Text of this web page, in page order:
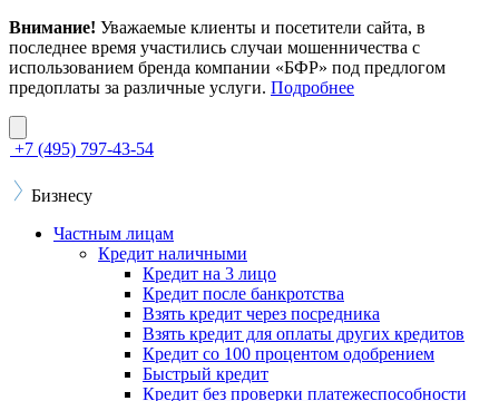
Внимание! Уважаемые клиенты и посетители сайта, в
последнее время участились случаи мошенничества с
использованием бренда компании «БФР» под предлогом
предоплаты за различные услуги. Подробнее
+7 (495) 797-43-54
Бизнесу
Частным лицам
Кредит наличными
Кредит на 3 лицо
Кредит после банкротства
Взять кредит через посредника
Взять кредит для оплаты других кредитов
Кредит со 100 процентом одобрением
Быстрый кредит
Кредит без проверки платежеспособности